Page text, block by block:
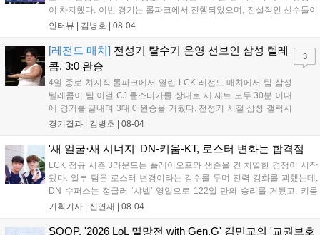
이 차지했다. 이번 경기는 롤파크에서 진행되었으며, 전설적인 선수들이
모여 수준 높은 경기력을 선보였다. 선수들은 오랜만에 팬들과 소통하며
희망하며 경기를 성공적으로 마무리했다....
인터뷰 | 김병호 | 08-04
[레전드 매치] 전성기 탈수기 운영 선보인 삼성 텔레
콤, 3:0 완승
4일 종로 치지직 롤파크에서 열린 LCK 레전드 매치에서 팀 삼성
텔레콤이 팀 이걸 CJ 롤스터가를 상대로 세 세트 모두 30분 이내
에 경기를 끝내며 3대 0 완승을 거뒀다. 전성기 시절 삼성 갤럭시
의 탈수기 운영을 재현한 팀 삼성 텔레콤은 전 라인의 고른 성장
인드 픽까지 완벽하게 가져오며 압도적인 경기력으로 승리를 확
정 지었다....
경기결과 | 김병호 | 08-04
3
'새 얼굴·새 시너지' DN-키움-KT, 로스터 변화는 합격점
LCK 정규 시즌 3라운드는 플레이오프와 생존을 건 치열한 경쟁이 시작
됐다. 일부 팀은 로스터 변경이라는 강수를 두며 전력 강화를 꾀했는데,
DN 수퍼스는 정글러 ‘샤벨’ 영입으로 122일 만의 승리를 거뒀고, 키움
DRX는 ‘에이밍’ 합류 후 즉각적인 승리를 따냈다. kt 롤스터는 내부 갈등
불식시켰다. 오는 5일부터 3라운드 2주 차가 시작되는 가운데, 변화를
기획기사 | 신연재 | 08-04
SOOP, '2026 LoL 멸망전 with Gen.G' 김민교의 '교권보호